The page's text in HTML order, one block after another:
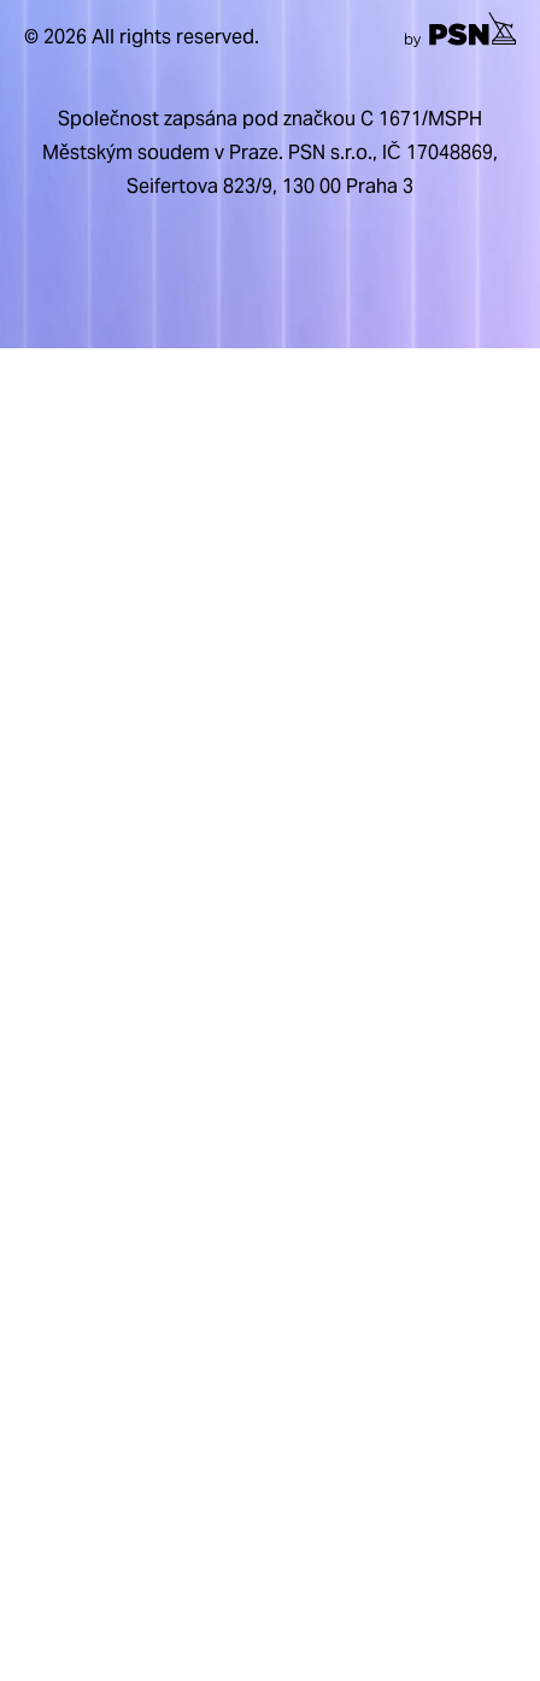
© 2026 All rights reserved.
Společnost zapsána pod značkou C 1671/MSPH
Městským soudem v Praze. PSN s.r.o., IČ 17048869,
Seifertova 823/9, 130 00 Praha 3